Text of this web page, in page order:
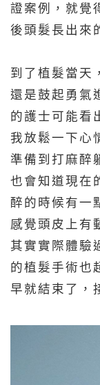
證案例，就覺
後頭髮長出來
到了植髮當天
還是鼓起勇氣
的護士可能看
我放鬆一下心
準備到打麻醉
也會知道現在
醉的時候有一
感覺頭皮上有
其實實際體驗
的植髮手術也
早就結束了，